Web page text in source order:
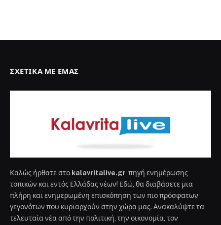
ΣΧΕΤΙΚΆ ΜΕ ΕΜΆΣ
Καλώς ήρθατε στο kalavritalive.gr , πηγή ενημέρωσης
τοπικών και εντός Ελλάδας νέων! Εδώ, θα διαβάσετε μια
πλήρη και ενημερωμένη επισκόπηση των πιο πρόσφατων
γεγονότων που κυριαρχούν στην χώρα μας. Ανακαλύψτε τα
τελευταία νέα από την πολιτική, την οικονομία, τον